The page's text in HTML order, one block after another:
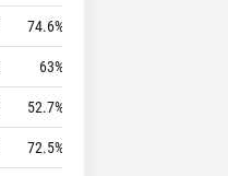
74.6%
63%
52.7%
72.5%